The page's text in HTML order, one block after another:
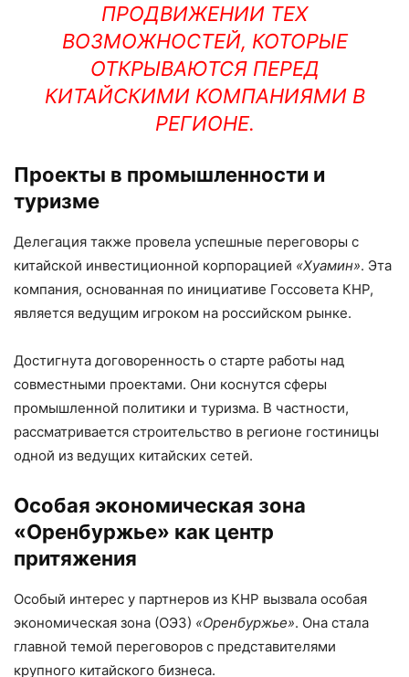
ПРОДВИЖЕНИИ ТЕХ
ВОЗМОЖНОСТЕЙ, КОТОРЫЕ
ОТКРЫВАЮТСЯ ПЕРЕД
КИТАЙСКИМИ КОМПАНИЯМИ В
РЕГИОНЕ.
Проекты в промышленности и
туризме
Делегация также провела успешные переговоры с
китайской инвестиционной корпорацией «Хуамин». Эта
компания, основанная по инициативе Госсовета КНР,
является ведущим игроком на российском рынке.
Достигнута договоренность о старте работы над
совместными проектами. Они коснутся сферы
промышленной политики и туризма. В частности,
рассматривается строительство в регионе гостиницы
одной из ведущих китайских сетей.
Особая экономическая зона
«Оренбуржье» как центр
притяжения
Особый интерес у партнеров из КНР вызвала особая
экономическая зона (ОЭЗ) «Оренбуржье». Она стала
главной темой переговоров с представителями
крупного китайского бизнеса.